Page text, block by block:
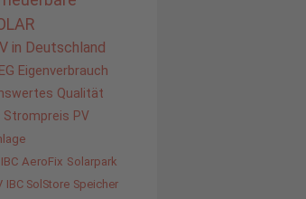
in Deutschland
Eigenverbrauch
Qualität
Strompreis PV
IBC AeroFix Solarpark
IBC SolStore Speicher